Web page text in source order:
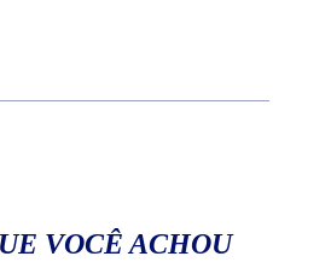
VOCÊ ACHOU